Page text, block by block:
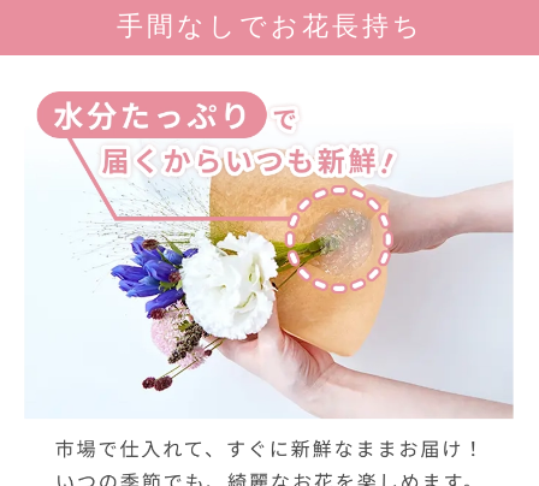
手間なしでお花長持ち